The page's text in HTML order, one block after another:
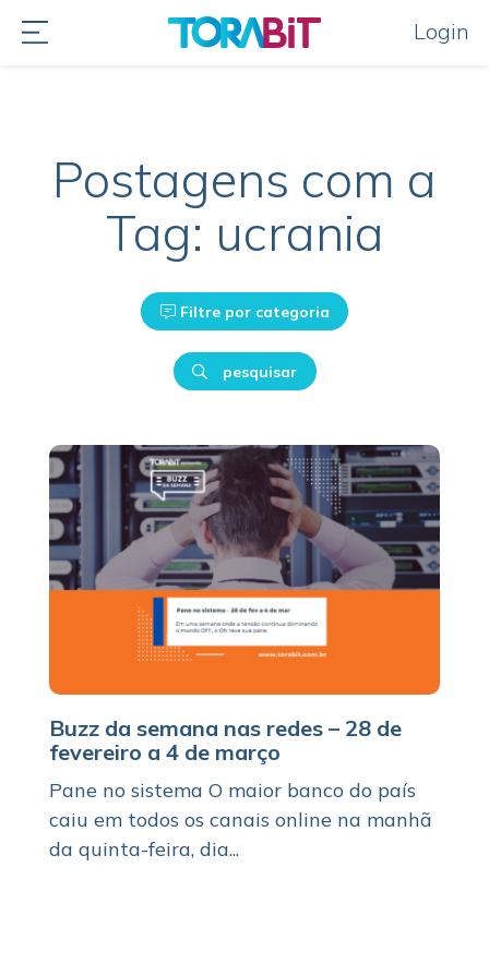
Login
Postagens com a
Tag: ucrania
Filtre por categoria
pesquisar
Buzz da semana nas redes – 28 de
fevereiro a 4 de março
Pane no sistema O maior banco do país
caiu em todos os canais online na manhã
da quinta-feira, dia...